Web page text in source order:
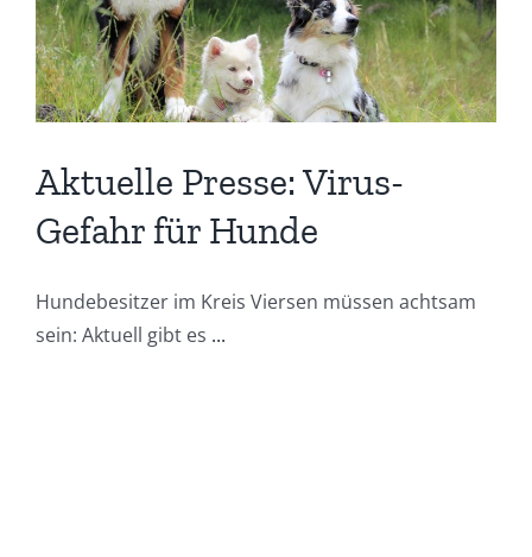
Aktuelle Presse: Virus-
Gefahr für Hunde
Hundebesitzer im Kreis Viersen müssen achtsam
sein: Aktuell gibt es ...